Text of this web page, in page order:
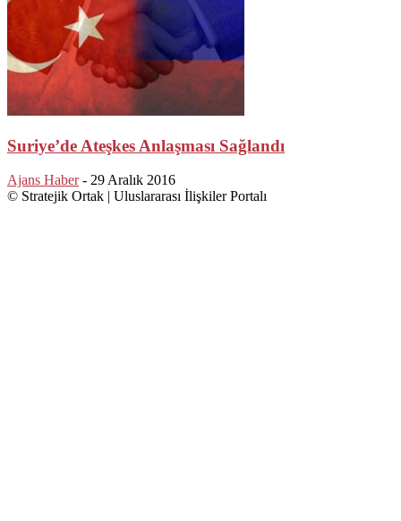
Suriye’de Ateşkes Anlaşması Sağlandı
Ajans Haber - 29 Aralık 2016
© Stratejik Ortak | Uluslararası İlişkiler Portalı